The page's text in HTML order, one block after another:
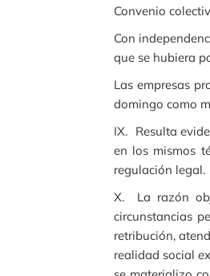
Convenio
Con
que se hubiera
Las empresas
domingo como
IX. Resulta
en los mismos
regulación legal.
X. La razón
circunstancias
retribución,
realidad social